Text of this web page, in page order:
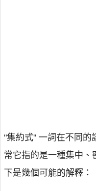
"集約式" 一詞在不同的
常它指的是一種集中、
下是幾個可能的解釋：